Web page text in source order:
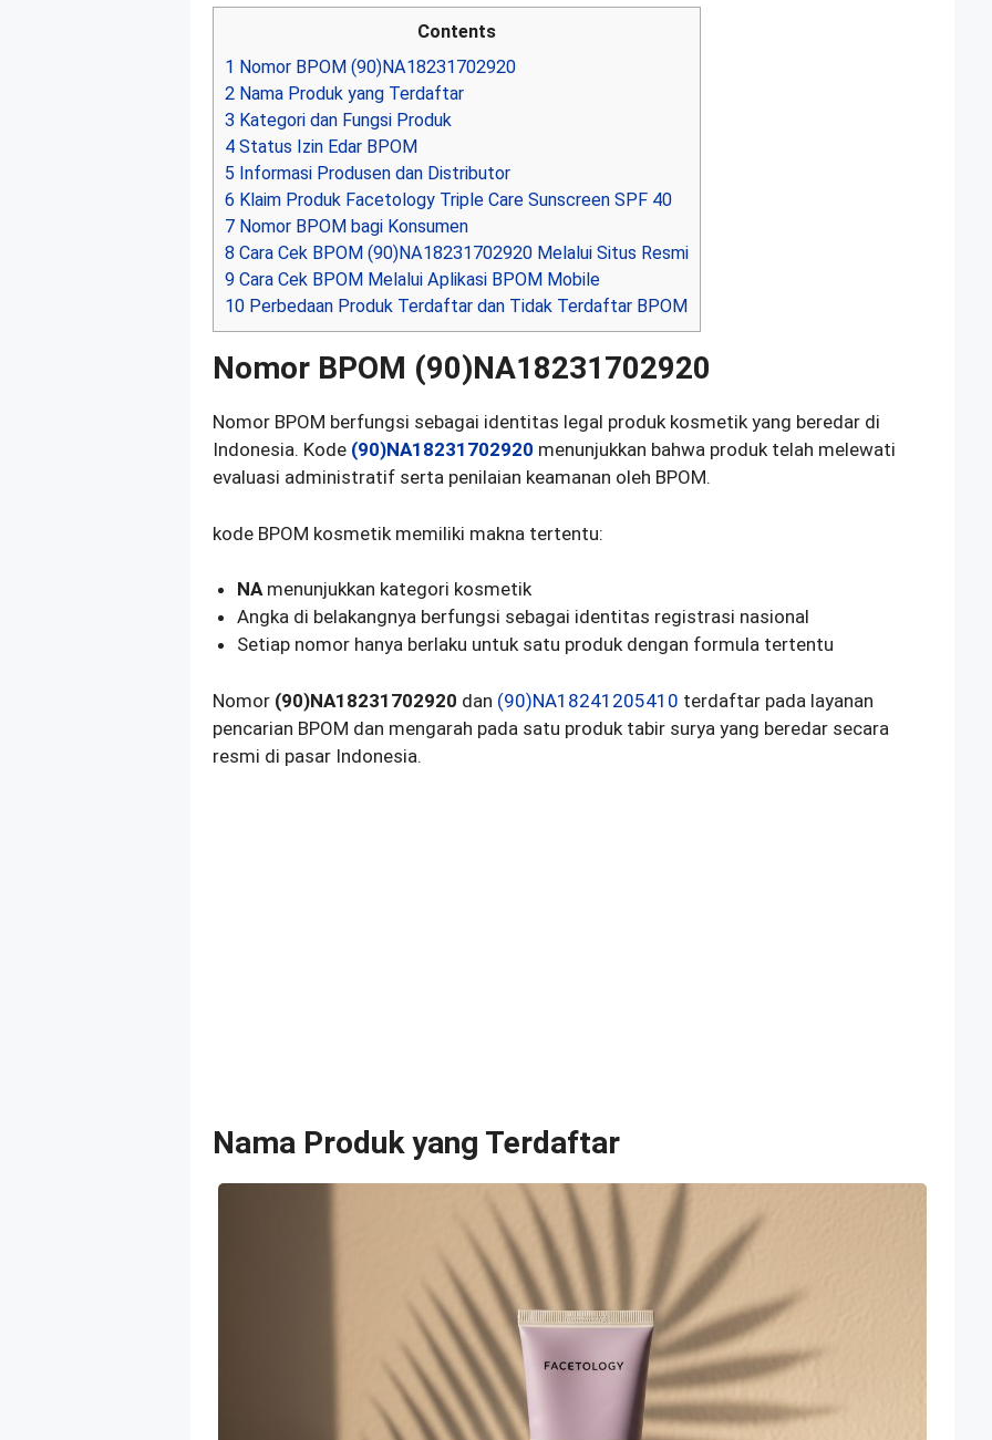
Contents
1 Nomor BPOM (90)NA18231702920
2 Nama Produk yang Terdaftar
3 Kategori dan Fungsi Produk
4 Status Izin Edar BPOM
5 Informasi Produsen dan Distributor
6 Klaim Produk Facetology Triple Care Sunscreen SPF 40
7 Nomor BPOM bagi Konsumen
8 Cara Cek BPOM (90)NA18231702920 Melalui Situs Resmi
9 Cara Cek BPOM Melalui Aplikasi BPOM Mobile
10 Perbedaan Produk Terdaftar dan Tidak Terdaftar BPOM
Nomor BPOM (90)NA18231702920
Nomor BPOM berfungsi sebagai identitas legal produk kosmetik yang beredar di
Indonesia. Kode (90)NA18231702920 menunjukkan bahwa produk telah melewati
evaluasi administratif serta penilaian keamanan oleh BPOM.
kode BPOM kosmetik memiliki makna tertentu:
NAmenunjukkan kategori kosmetik
Angka di belakangnya berfungsi sebagai identitas registrasi nasional
Setiap nomor hanya berlaku untuk satu produk dengan formula tertentu
Nomor (90)NA18231702920 dan (90)NA18241205410 terdaftar pada layanan
pencarian BPOM dan mengarah pada satu produk tabir surya yang beredar secara
resmi di pasar Indonesia.
Nama Produk yang Terdaftar